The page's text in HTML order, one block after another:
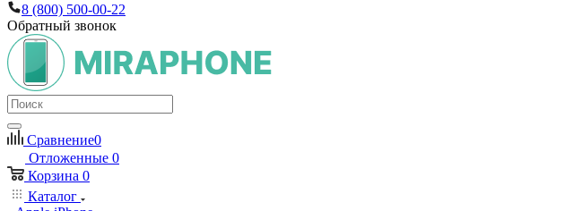
8 (800) 500-00-22
Обратный звонок
Сравнение0
Отложенные 0
Корзина 0
Каталог